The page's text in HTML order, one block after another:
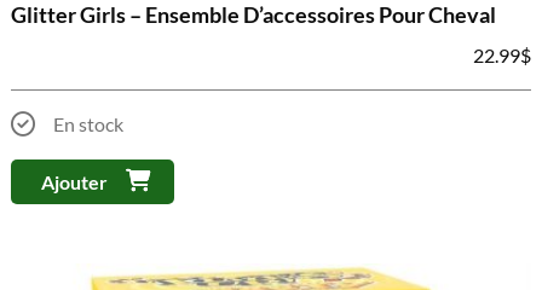
Glitter Girls – Ensemble D’accessoires Pour Cheval
22.99$
En stock
Ajouter